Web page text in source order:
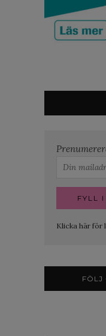
Klicka här för
FÖLJ